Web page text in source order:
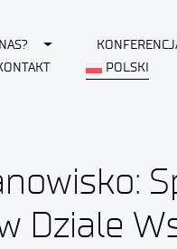
Toggle Dropdown
POLSKI
Dziale